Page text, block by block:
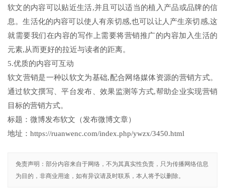
软文的内容可以贴近生活,并且可以适当的植入产品或品牌的信
息。生活化的内容可以使人有亲切感,也可以让人产生亲切感,这
就需要我们在内容的写作上需要将营销推广的内容加入生活的
元素,从而更好的拉近与读者的距离。
5.优质的内容可互动
软文营销是一种以软文为基础,配合网络媒体资源的营销方式。
通过软文撰写、平台发布、效果监测等方式,帮助企业实现营销
目标的营销方式。
标题：微博发布软文（发布微博文章）
地址：https://ruanwenc.com/index.php/ywzx/3450.html
免责声明：部分内容来自于网络，不为其真实性负责，只为传播网络信息
为目的，非商业用途，如有异议请及时联系，本人将予以删除。